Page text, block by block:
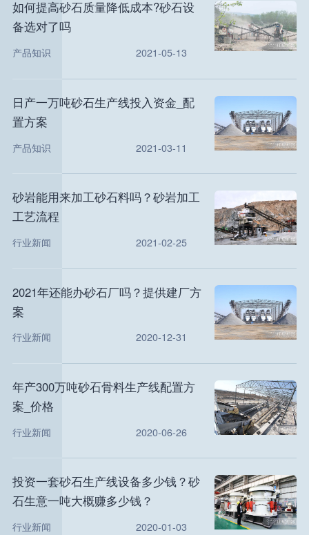
如何提高砂石质量降低成本?砂石设
备选对了吗
产品知识 2021-05-13
日产一万吨砂石生产线投入资金_配
置方案
产品知识 2021-03-11
砂岩能用来加工砂石料吗？砂岩加工
工艺流程
行业新闻 2021-02-25
2021年还能办砂石厂吗？提供建厂方
案
行业新闻 2020-12-31
年产300万吨砂石骨料生产线配置方
案_价格
行业新闻 2020-06-26
投资一套砂石生产线设备多少钱？砂
石生意一吨大概赚多少钱？
行业新闻 2020-01-03